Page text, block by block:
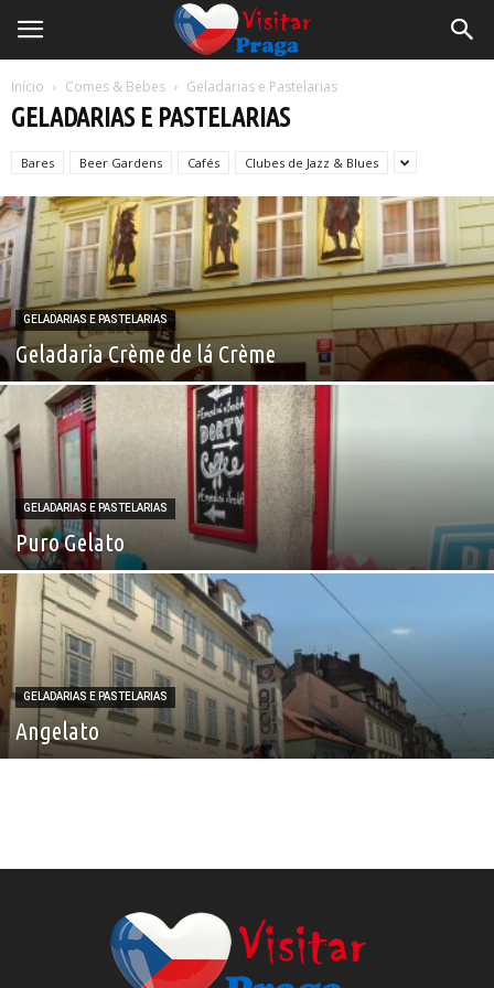
Início Comes & Bebes Geladarias e Pastelarias
GELADARIAS E PASTELARIAS
Bares Beer Gardens Cafés Clubes de Jazz & Blues
GELADARIAS E PASTELARIAS
Geladaria Crème de lá Crème
GELADARIAS E PASTELARIAS
Puro Gelato
GELADARIAS E PASTELARIAS
Angelato